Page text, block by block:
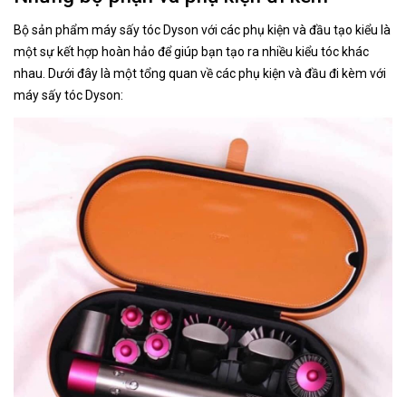
Bộ sản phẩm máy sấy tóc Dyson với các phụ kiện và đầu tạo kiểu là
một sự kết hợp hoàn hảo để giúp bạn tạo ra nhiều kiểu tóc khác
nhau. Dưới đây là một tổng quan về các phụ kiện và đầu đi kèm với
máy sấy tóc Dyson: